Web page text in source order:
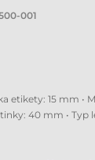
001
etikety: 15 mm •
40 mm • Typ